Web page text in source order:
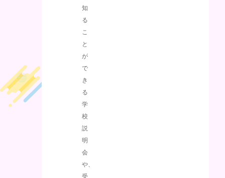
知
る
こ
と
が
で
き
る
学
校
説
明
会
や、